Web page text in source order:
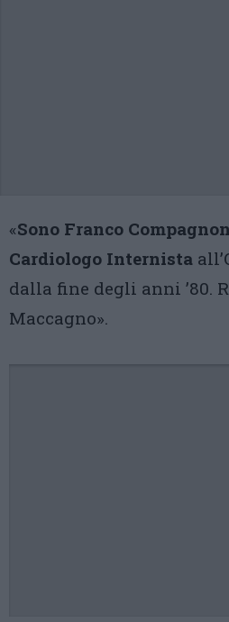
«Sono Franco
Cardiologo Internista
dalla fine degli anni ’80.
Maccagno».